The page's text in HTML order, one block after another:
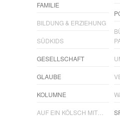
FAMILIE
BILDUNG & ERZIEHUNG
SÜDKIDS
GESELLSCHAFT
GLAUBE
KOLUMNE
AUF EIN KÖLSCH MIT…